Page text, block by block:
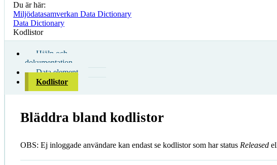
Du är här:
Miljödatasamverkan Data Dictionary
Data Dictionary
Kodlistor
Hjälp och
dokumentation
Data element
Kodlistor
Bläddra bland kodlistor
OBS: Ej inloggade användare kan endast se kodlistor som har status Released